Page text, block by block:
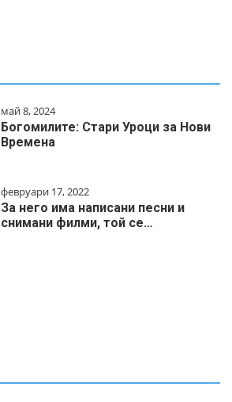
май 8, 2024
Богомилите: Стари Уроци за Нови
Времена
февруари 17, 2022
За него има написани песни и
снимани филми, той се…